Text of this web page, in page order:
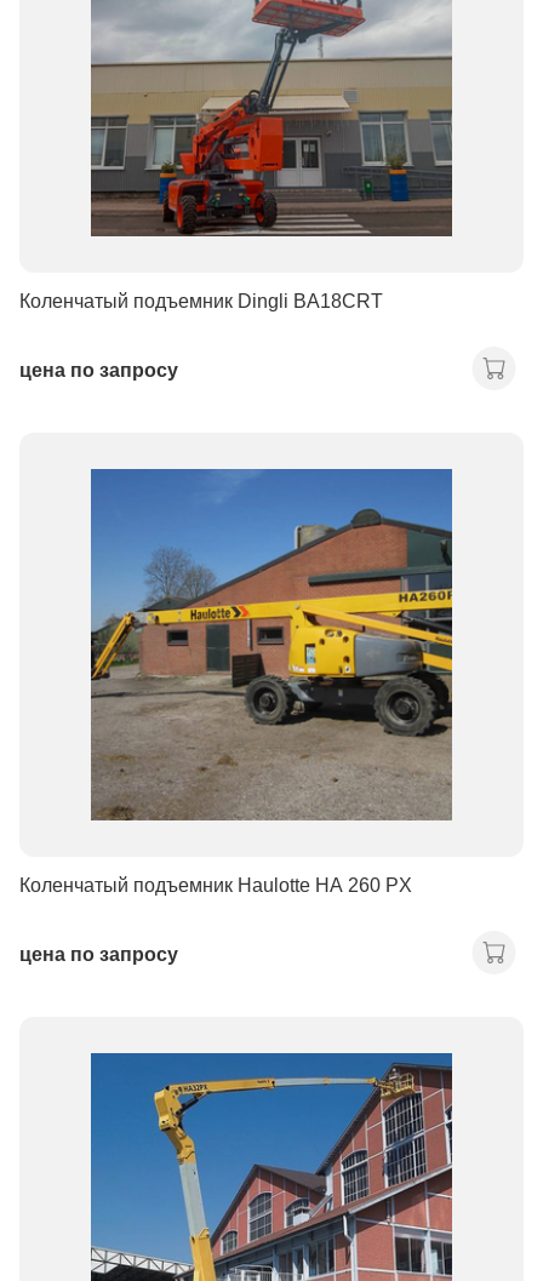
Коленчатый подъемник Dingli BA18CRT
цена по запросу
Коленчатый подъемник Haulotte HA 260 PX
цена по запросу